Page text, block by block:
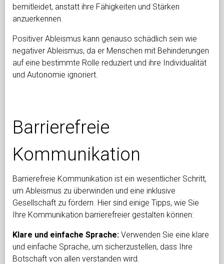
bemitleidet, anstatt ihre Fähigkeiten und Stärken
anzuerkennen.
Positiver Ableismus kann genauso schädlich sein wie
negativer Ableismus, da er Menschen mit Behinderungen
auf eine bestimmte Rolle reduziert und ihre Individualität
und Autonomie ignoriert.
Barrierefreie
Kommunikation
Barrierefreie Kommunikation ist ein wesentlicher Schritt,
um Ableismus zu überwinden und eine inklusive
Gesellschaft zu fördern. Hier sind einige Tipps, wie Sie
Ihre Kommunikation barrierefreier gestalten können:
Klare und einfache Sprache: Verwenden Sie eine klare
und einfache Sprache, um sicherzustellen, dass Ihre
Botschaft von allen verstanden wird.